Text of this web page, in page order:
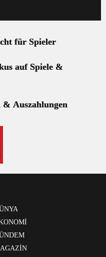
für Spieler
auf Spiele &
& Auszahlungen